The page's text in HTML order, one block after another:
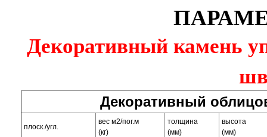
Декоративный камень
Декоративный
плоск./угл.
вес м2/пог.м
(кг)
толщина
(мм)
высота
(мм)